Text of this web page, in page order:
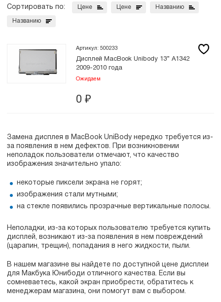
Сортировать по: Цене Цене Названию
Названию
Артикул: 500233
Дисплей MacBook Unibody 13” A1342
2009-2010 года
Ожидаем
0 ₽
Замена дисплея в MacBook UniBody нередко требуется из-
за появления в нем дефектов. При возникновении
неполадок пользователи отмечают, что качество
изображения значительно упало:
некоторые пиксели экрана не горят;
изображения стали мутными;
на стекле появились прозрачные вертикальные полосы.
Неполадки, из-за которых пользователю требуется купить
дисплей, возникают из-за появления в нем повреждений
(царапин, трещин), попадания в него жидкости, пыли.
В нашем магазине вы найдете по доступной цене дисплеи
для Макбука Юнибоди отличного качества. Если вы
сомневаетесь, какой экран приобрести, обратитесь к
менеджерам магазина, они помогут вам с выбором.